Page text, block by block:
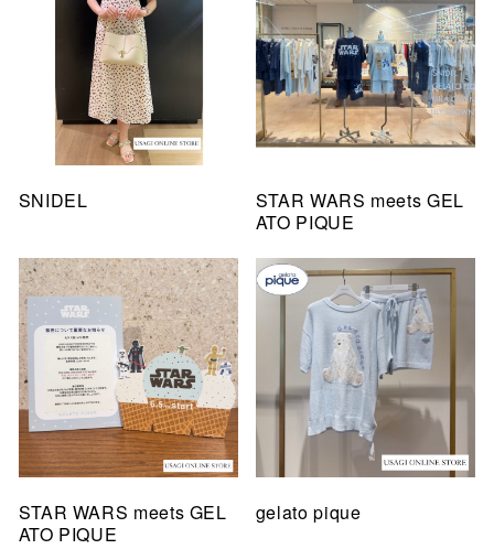
SNIDEL
STAR WARS meets GEL
ATO PIQUE
STAR WARS meets GEL
ATO PIQUE
gelato pique